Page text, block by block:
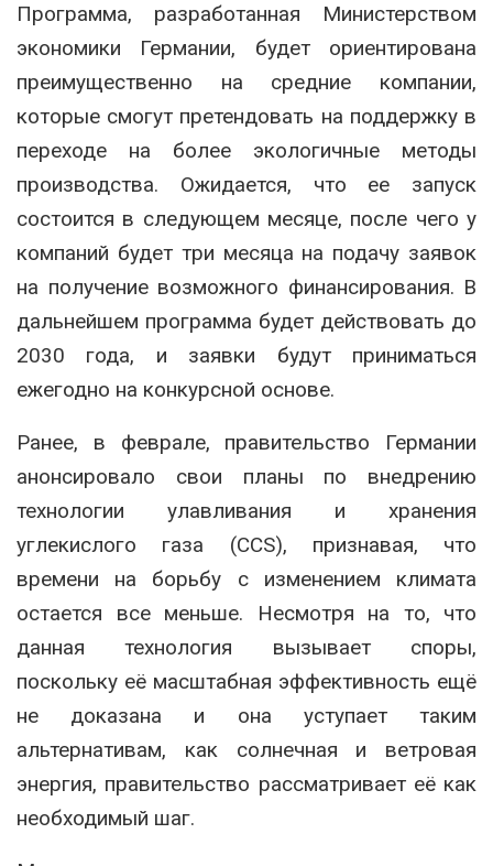
Программа, разработанная Министерством
экономики Германии, будет ориентирована
преимущественно на средние компании,
которые смогут претендовать на поддержку в
переходе на более экологичные методы
производства. Ожидается, что ее запуск
состоится в следующем месяце, после чего у
компаний будет три месяца на подачу заявок
на получение возможного финансирования. В
дальнейшем программа будет действовать до
2030 года, и заявки будут приниматься
ежегодно на конкурсной основе.
Ранее, в феврале, правительство Германии
анонсировало свои планы по внедрению
технологии улавливания и хранения
углекислого газа (CCS), признавая, что
времени на борьбу с изменением климата
остается все меньше. Несмотря на то, что
данная технология вызывает споры,
поскольку её масштабная эффективность ещё
не доказана и она уступает таким
альтернативам, как солнечная и ветровая
энергия, правительство рассматривает её как
необходимый шаг.